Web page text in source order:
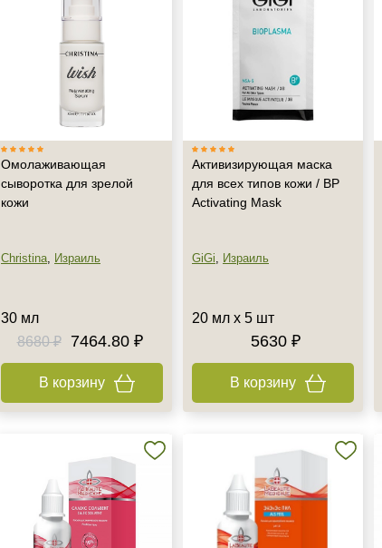
Омолаживающая
сыворотка для зрелой
кожи
Christina, Израиль
30 мл
8680 ₽
7464.80 ₽
В корзину
Активизирующая маска
для всех типов кожи / BP
Activating Mask
GiGi, Израиль
20 мл х 5 шт
5630 ₽
В корзину